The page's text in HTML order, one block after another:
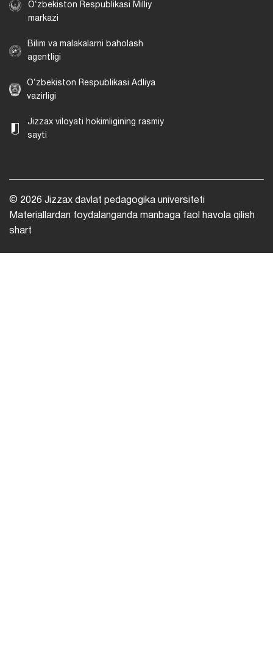
O‘zbekiston Respublikasi Milliy
markazi
Bilim va malakalarni baholash
agentligi
O‘zbekiston Respublikasi Adliya
vazirligi
Jizzax viloyati hokimligining rasmiy
sayti
© 2026 Jizzax davlat pedagogika universiteti
Materiallardan foydalanganda manbaga faol havola qilish
shart